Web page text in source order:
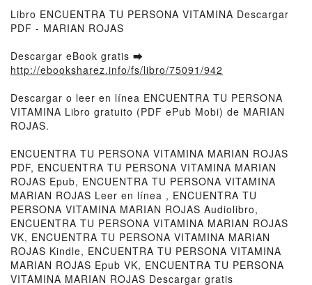
Libro ENCUENTRA TU PERSONA VITAMINA Descargar
PDF - MARIAN ROJAS
Descargar eBook gratis ➡
http://ebooksharez.info/fs/libro/75091/942
Descargar o leer en línea ENCUENTRA TU PERSONA
VITAMINA Libro gratuito (PDF ePub Mobi) de MARIAN
ROJAS.
ENCUENTRA TU PERSONA VITAMINA MARIAN ROJAS
PDF, ENCUENTRA TU PERSONA VITAMINA MARIAN
ROJAS Epub, ENCUENTRA TU PERSONA VITAMINA
MARIAN ROJAS Leer en línea , ENCUENTRA TU
PERSONA VITAMINA MARIAN ROJAS Audiolibro,
ENCUENTRA TU PERSONA VITAMINA MARIAN ROJAS
VK, ENCUENTRA TU PERSONA VITAMINA MARIAN
ROJAS Kindle, ENCUENTRA TU PERSONA VITAMINA
MARIAN ROJAS Epub VK, ENCUENTRA TU PERSONA
VITAMINA MARIAN ROJAS Descargar gratis